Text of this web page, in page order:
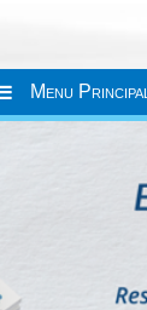
Menu Principal